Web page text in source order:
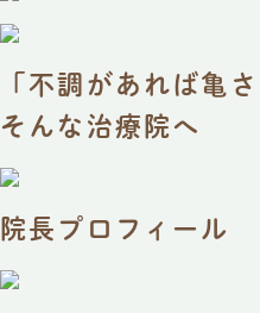
「不調があれば亀
そんな治療院へ
院長プロフィール